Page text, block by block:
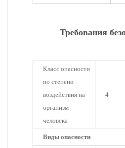
Требования
Класс опасности
по степени
воздействия на
организм
человека
4
Виды опасности